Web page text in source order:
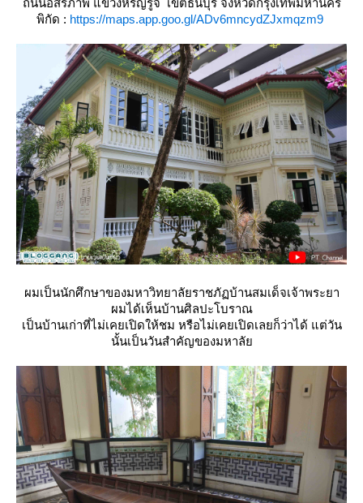
ถนนอิสรภาพ แขวงหิรัญรูจี เขตธนบุรี จังหวัดกรุงเทพมหานคร
พิกัด : https://maps.app.goo.gl/ADv6mncydZJxmqzm9
ผมเป็นนักศึกษาของมหาวิทยาลัยราชภัฏบ้านสมเด็จเจ้าพระยา
ผมได้เห็นบ้านศิลปะโบราณ
เป็นบ้านเก่าที่ไม่เคยเปิดให้ชม หรือไม่เคยเปิดเลยก็ว่าได้ แต่วัน
นั้นเป็นวันสำคัญของมหาลั